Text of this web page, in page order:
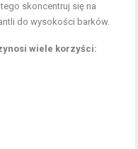
skoncentruj się na
do wysokości barków.
wiele korzyści: